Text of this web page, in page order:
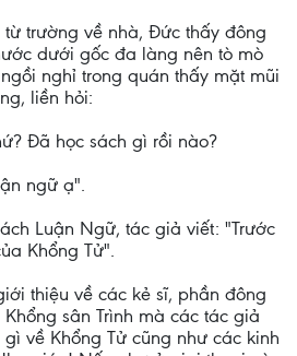
trường về nhà, Đức thấy đông
dưới gốc đa làng nên tò mò
nghỉ trong quán thấy mặt mũi
liền hỏi:
Đã học sách gì rồi nào?
ngữ ạ".
Luận Ngữ, tác giả viết: "Trước
Khổng Tử".
thiệu về các kẻ sĩ, phần đông
sân Trình mà các tác giả
về Khổng Tử cũng như các kinh